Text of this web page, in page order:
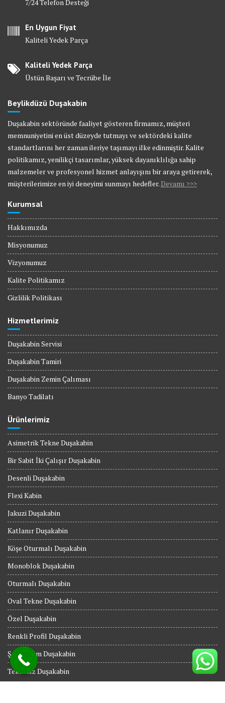
7/24 Telefon Desteği
En Uygun Fiyat
Kaliteli Yedek Parça
Kaliteli Yedek Parça
Üstün Başarı ve Tecrübe İle
Beylikdüzü Duşakabin
Duşakabin sektöründe faaliyet gösteren firmamız, müşteri
memnuniyetini en üst düzeyde tutmayı ve sektördeki kalite
standartlarını her zaman ileriye taşımayı ilke edinmiştir. Kalite
politikamız, yenilikçi tasarımlar, yüksek dayanıklılığa sahip
malzemeler ve profesyonel hizmet anlayışını bir araya getirerek,
müşterilerimize en iyi deneyimi sunmayı hedefler. Devamı >>>
Kurumsal
Hakkımızda
Misyonumuz
Vizyonumuz
Kalite Politikamız
Gizlilik Politikası
Hizmetlerimiz
Duşakabin Servisi
Duşakabin Tamiri
Duşakabin Zemin Çalıması
Banyo Tadilatı
Ürünlerimiz
Asimetrik Tekne Duşakabin
Bir Sabit İki Çalışır Duşakabin
Desenli Duşakabin
Flexi Kabin
Jakuzi Duşakabin
Katlanır Duşakabin
Köşe Oturmalı Duşakabin
Monoblok Duşakabin
Oturmalı Duşakabin
Oval Tekne Duşakabin
Özel Duşakabin
Renkli Profil Duşakabin
Şeffaf Cam Duşakabin
Teknesiz Duşakabin